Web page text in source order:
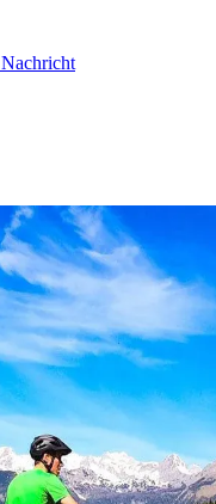
Nachricht